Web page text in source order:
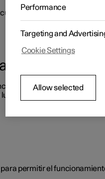
se descarga.
de arranque
eléctricas del
de ello la posición de
permitir el
Performance
Targeting and
Cookie Settings
Allow selected